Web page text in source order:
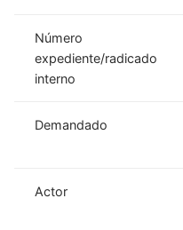
Número
expediente/radicado
interno
Demandado
Actor